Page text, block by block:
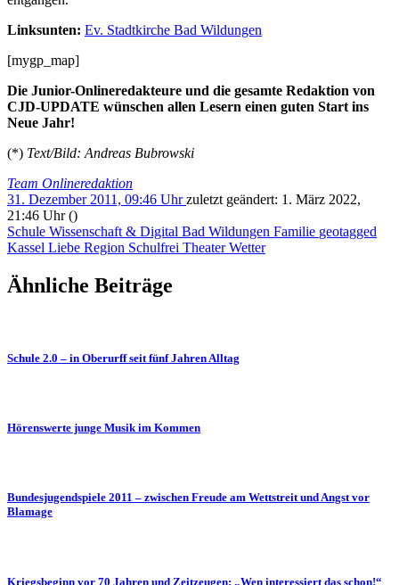
Linksunten: Ev. Stadtkirche Bad Wildungen
[mygp_map]
Die Junior-Onlineredakteure und die gesamte Redaktion von
CJD-UPDATE wünschen allen Lesern einen guten Start ins
Neue Jahr!
(*) Text/Bild: Andreas Bubrowski
Team Onlineredaktion
31. Dezember 2011, 09:46 Uhrzuletzt geändert: 1. März 2022,
21:46 Uhr()
Schule Wissenschaft & Digital Bad Wildungen Familie geotagged
Kassel Liebe Region Schulfrei TheaterWetter
Ähnliche Beiträge
Schule 2.0 – in Oberurff seit fünf Jahren Alltag
Hörenswerte junge Musik im Kommen
Bundesjugendspiele 2011 – zwischen Freude am Wettstreit und Angst vor
Blamage
Kriegsbeginn vor 70 Jahren und Zeitzeugen: „Wen interessiert das schon!“